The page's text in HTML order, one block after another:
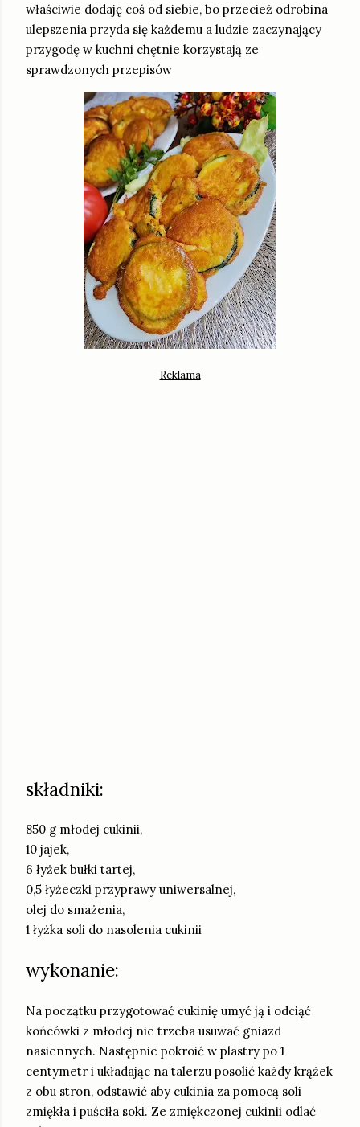
właściwie dodaję coś od siebie, bo przecież odrobina
ulepszenia przyda się każdemu a ludzie zaczynający
przygodę w kuchni chętnie korzystają ze
sprawdzonych przepisów
składniki:
850 g młodej cukinii,
10 jajek,
6 łyżek bułki tartej,
0,5 łyżeczki przyprawy uniwersalnej,
olej do smażenia,
1 łyżka soli do nasolenia cukinii
wykonanie:
Na początku przygotować cukinię umyć ją i odciąć
końcówki z młodej nie trzeba usuwać gniazd
nasiennych. Następnie pokroić w plastry po 1
centymetr i układając na talerzu posolić każdy krążek
z obu stron, odstawić aby cukinia za pomocą soli
zmiękła i puściła soki. Ze zmiękczonej cukinii odlać